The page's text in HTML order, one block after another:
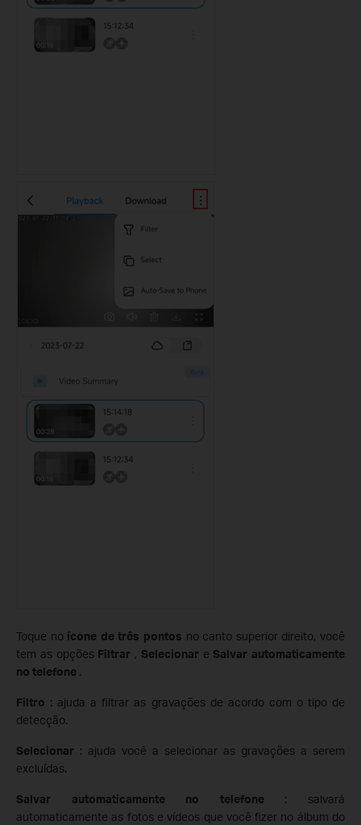
Toque no ícone de três pontos no canto superior direito, você
tem as opções Filtrar , Selecionar e Salvar automaticamente
no telefone .
Filtro : ajuda a filtrar as gravações de acordo com o tipo de
detecção.
Selecionar : ajuda você a selecionar as gravações a serem
excluídas.
Salvar automaticamente no telefone: salvará
automaticamente as fotos e vídeos que você fizer no álbum do